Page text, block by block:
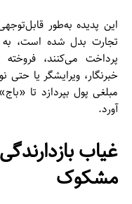
این پدیده به‌طور
تجارت بدل شده است، به
پرداخت می‌کنند،
خبرنگار، ویرایشگر یا حتی
مبلغی پول بپردازد تا
آورد.
غیاب
مشکوک